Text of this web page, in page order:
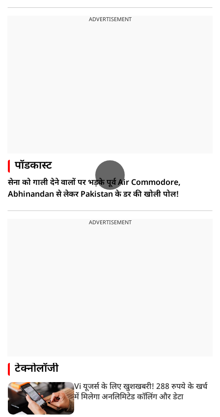
ADVERTISEMENT
पॉडकास्ट
सेना को गाली देने वालों पर भड़के पूर्व Air Commodore,
Abhinandan से लेकर Pakistan के डर की खोली पोल!
ADVERTISEMENT
टेक्नोलॉजी
Vi यूजर्स के लिए खुशखबरी! 288 रुपये के खर्च
में मिलेगा अनलिमिटेड कॉलिंग और डेटा